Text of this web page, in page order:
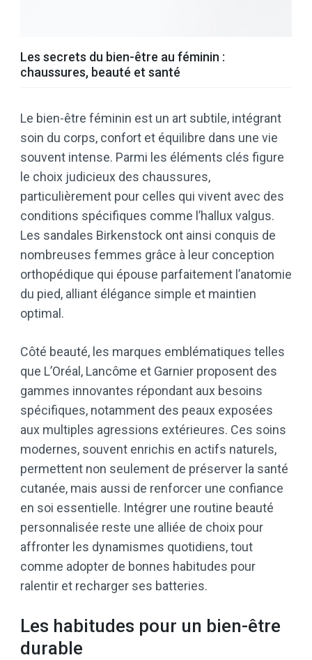
Les secrets du bien-être au féminin :
chaussures, beauté et santé
Le bien-être féminin est un art subtile, intégrant
soin du corps, confort et équilibre dans une vie
souvent intense. Parmi les éléments clés figure
le choix judicieux des chaussures,
particulièrement pour celles qui vivent avec des
conditions spécifiques comme l’hallux valgus.
Les sandales Birkenstock ont ainsi conquis de
nombreuses femmes grâce à leur conception
orthopédique qui épouse parfaitement l’anatomie
du pied, alliant élégance simple et maintien
optimal.
Côté beauté, les marques emblématiques telles
que L’Oréal, Lancôme et Garnier proposent des
gammes innovantes répondant aux besoins
spécifiques, notamment des peaux exposées
aux multiples agressions extérieures. Ces soins
modernes, souvent enrichis en actifs naturels,
permettent non seulement de préserver la santé
cutanée, mais aussi de renforcer une confiance
en soi essentielle. Intégrer une routine beauté
personnalisée reste une alliée de choix pour
affronter les dynamismes quotidiens, tout
comme adopter de bonnes habitudes pour
ralentir et recharger ses batteries.
Les habitudes pour un bien-être
durable